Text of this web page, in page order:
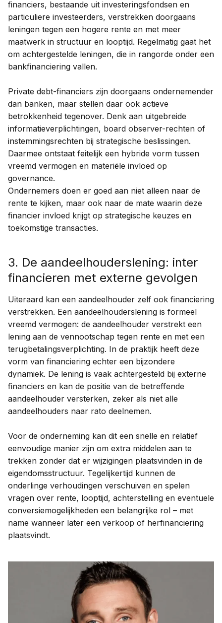
financiers, bestaande uit investeringsfondsen en
particuliere investeerders, verstrekken doorgaans
leningen tegen een hogere rente en met meer
maatwerk in structuur en looptijd. Regelmatig gaat het
om achtergestelde leningen, die in rangorde onder een
bankfinanciering vallen.
Private debt-financiers zijn doorgaans ondernemender
dan banken, maar stellen daar ook actieve
betrokkenheid tegenover. Denk aan uitgebreide
informatieverplichtingen, board observer-rechten of
instemmingsrechten bij strategische beslissingen.
Daarmee ontstaat feitelijk een hybride vorm tussen
vreemd vermogen en materiële invloed op
governance.
Ondernemers doen er goed aan niet alleen naar de
rente te kijken, maar ook naar de mate waarin deze
financier invloed krijgt op strategische keuzes en
toekomstige transacties.
3. De aandeelhouderslening: inter
financieren met externe gevolgen
Uiteraard kan een aandeelhouder zelf ook financiering
verstrekken. Een aandeelhouderslening is formeel
vreemd vermogen: de aandeelhouder verstrekt een
lening aan de vennootschap tegen rente en met een
terugbetalingsverplichting. In de praktijk heeft deze
vorm van financiering echter een bijzondere
dynamiek. De lening is vaak achtergesteld bij externe
financiers en kan de positie van de betreffende
aandeelhouder versterken, zeker als niet alle
aandeelhouders naar rato deelnemen.
Voor de onderneming kan dit een snelle en relatief
eenvoudige manier zijn om extra middelen aan te
trekken zonder dat er wijzigingen plaatsvinden in de
eigendomsstructuur. Tegelijkertijd kunnen de
onderlinge verhoudingen verschuiven en spelen
vragen over rente, looptijd, achterstelling en eventuele
conversiemogelijkheden een belangrijke rol – met
name wanneer later een verkoop of herfinanciering
plaatsvindt.